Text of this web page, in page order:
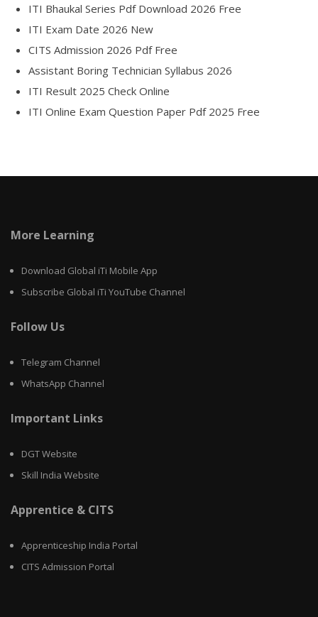
ITI Bhaukal Series Pdf Download 2026 Free
ITI Exam Date 2026 New
CITS Admission 2026 Pdf Free
Assistant Boring Technician Syllabus 2026
ITI Result 2025 Check Online
ITI Online Exam Question Paper Pdf 2025 Free
More Learning
Download Global iTi Mobile App
Subscribe Global iTi YouTube Channel
Follow Us
Telegram Channel
WhatsApp Channel
Important Links
DGT Website
Skill India Website
Apprentice & CITS
Apprenticeship India Portal
CITS Admission Portal